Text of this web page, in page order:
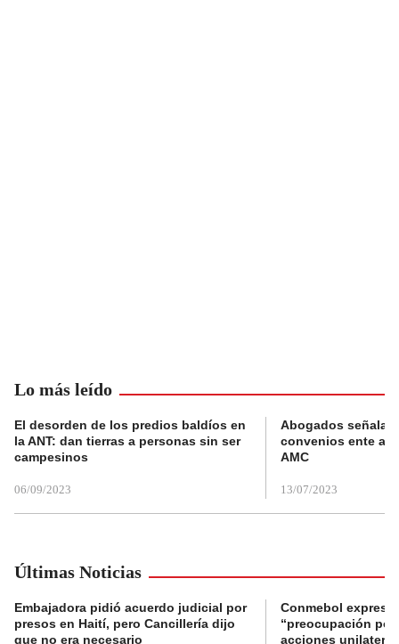
Lo más leído
El desorden de los predios baldíos en
la ANT: dan tierras a personas sin ser
campesinos
06/09/2023
Abogados
convenios ente
AMC
13/07/2023
Últimas Noticias
Embajadora pidió acuerdo judicial por
presos en Haití, pero Cancillería dijo
que no era necesario
Conmebol expresó
“preocupación
acciones